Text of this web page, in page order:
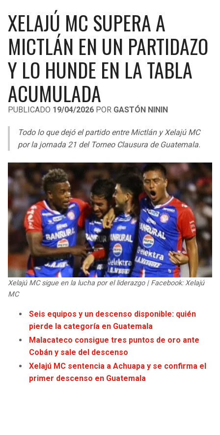
LEAGUES CUP
UEFA CONFERENCE LEAGUE
MLS
COPA LIBERTADORES
COPA SUDAMERICANA
OTRAS LIGAS
RAIDERS
CHARGERS
RAVENS
BENGALS
TEXANS
COLTS
JAGUARS
TITANS
COWBOYS
EAGLES
COMMANDERS
CARDINALS
CAVALIERS
PISTONS
PACERS
BUCKS
HEAT
MAGIC
WIZARDS
WARRIORS
CLIPPERS
SUNS
KINGS
MAVERICKS
XELAJÚ MC SUPERA A
MICTLÁN EN UN PARTIDAZO
Y LO HUNDE EN LA TABLA
ACUMULADA
PUBLICADO 19/04/2026 POR GASTÓN NININ
Todo lo que dejó el partido entre Mictlán y Xelajú MC
por la jornada 21 del Torneo Clausura de Guatemala.
Xelajú MC sigue en la lucha por el liderazgo | Facebook: Xelajú
MC
Seis equipos y un descenso disponible: quién
pierde la categoría en Guatemala
Malacateco consigue tres puntos de oro ante
Cobán y sale del descenso
Xelajú MC sentencia a Achuapa y se confirma el
primer descenso en Guatemala